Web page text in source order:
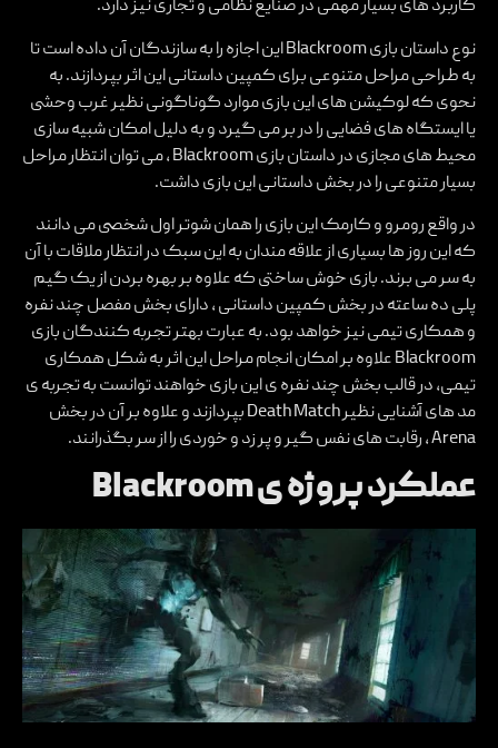
کاربرد های بسیار مهمی در صنایع نظامی و تجاری نیز دارد.
نوع داستان بازی Blackroom این اجازه را به سازندگان آن داده است تا
به طراحی مراحل متنوعی برای کمپین داستانی این اثر بپردازند. به
نحوی که لوکیشن های این بازی موارد گوناگونی نظیر غرب وحشی
یا ایستگاه های فضایی را در بر می گیرد و به دلیل امکان شبیه سازی
محیط های مجازی در داستان بازی Blackroom ، می توان انتظار مراحل
بسیار متنوعی را در بخش داستانی این بازی داشت.
در واقع رومرو و کارمک این بازی را همان شوتر اول شخصی می دانند
که این روز ها بسیاری از علاقه مندان به این سبک در انتظار ملاقات با آن
به سر می برند. بازی خوش ساختی که علاوه بر بهره بردن از یک گیم
پلی ده ساعته در بخش کمپین داستانی ، دارای بخش مفصل چند نفره
و همکاری تیمی نیز خواهد بود. به عبارت بهتر تجربه کنندگان بازی
Blackroom علاوه بر امکان انجام مراحل این اثر به شکل همکاری
تیمی، در قالب بخش چند نفره ی این بازی خواهند توانست به تجربه ی
مد های آشنایی نظیر Death Match بپردازند و علاوه بر آن در بخش
Arena ، رقابت های نفس گیر و پر زد و خوردی را از سر بگذرانند.
عملکرد پروژه ی Blackroom